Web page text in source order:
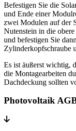
Befestigen Sie die
und Ende einer
zwei Modulen auf der
Nutenstein in die
und befestigen Sie
Zylinderkopfschraube
Es ist äußerst wichtig,
die Montagearbeiten
Dachdeckung sollten
Photovoltaik